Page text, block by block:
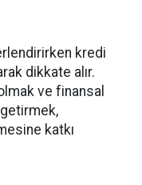
kredi
dikkate alır.
ve finansal
katkı